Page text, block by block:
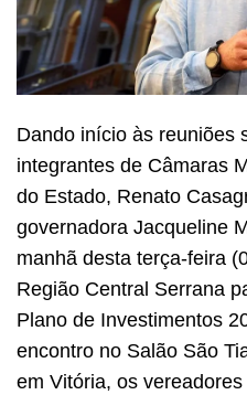
Dando início às reuniões
integrantes de Câmaras
do Estado, Renato
governadora Jacqueline
manhã desta terça-feira
Região Central Serrana
Plano de Investimentos
encontro no Salão São
em Vitória, os